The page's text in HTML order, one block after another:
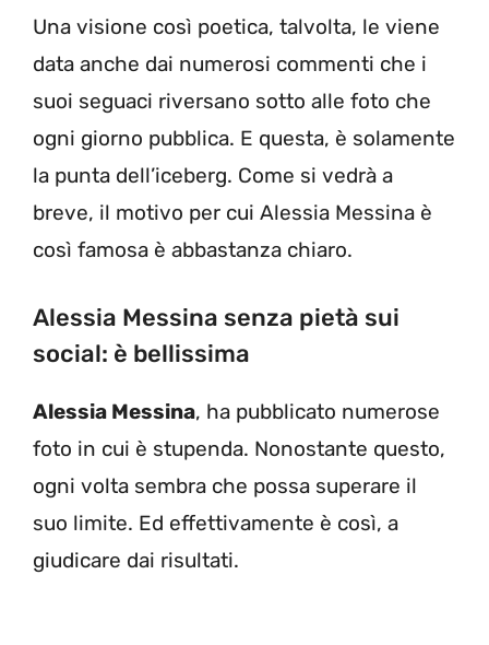
Una visione così poetica, talvolta, le viene
data anche dai numerosi commenti che i
suoi seguaci riversano sotto alle foto che
ogni giorno pubblica. E questa, è solamente
la punta dell’iceberg. Come si vedrà a
breve, il motivo per cui Alessia Messina è
così famosa è abbastanza chiaro.
Alessia Messina senza pietà sui
social: è bellissima
Alessia Messina, ha pubblicato numerose
foto in cui è stupenda. Nonostante questo,
ogni volta sembra che possa superare il
suo limite. Ed effettivamente è così, a
giudicare dai risultati.